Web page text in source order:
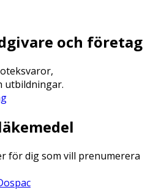
och företag
utbildningar.
för dig som vill prenumerera